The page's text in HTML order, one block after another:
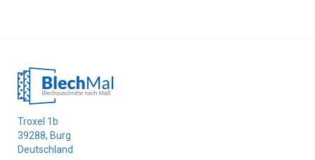
Troxel 1b
39288, Burg
Deutschland